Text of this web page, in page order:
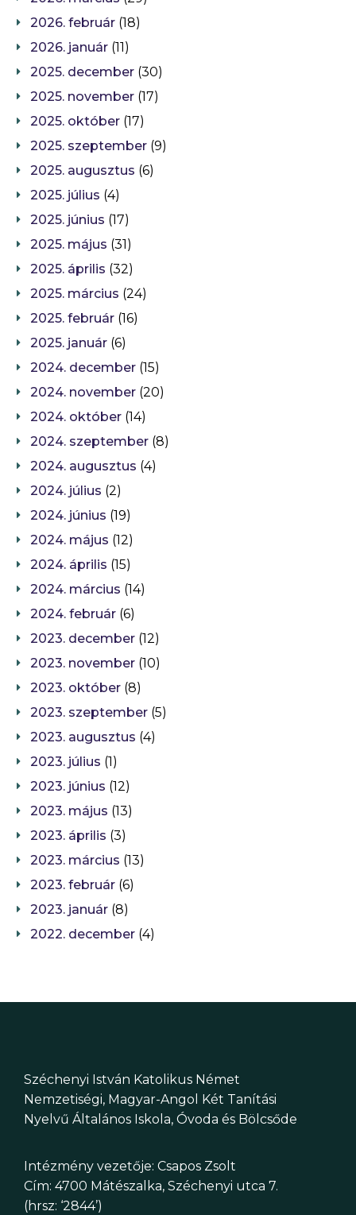
2026. február (18)
2026. január (11)
2025. december (30)
2025. november (17)
2025. október (17)
2025. szeptember (9)
2025. augusztus (6)
2025. július (4)
2025. június (17)
2025. május (31)
2025. április (32)
2025. március (24)
2025. február (16)
2025. január (6)
2024. december (15)
2024. november (20)
2024. október (14)
2024. szeptember (8)
2024. augusztus (4)
2024. július (2)
2024. június (19)
2024. május (12)
2024. április (15)
2024. március (14)
2024. február (6)
2023. december (12)
2023. november (10)
2023. október (8)
2023. szeptember (5)
2023. augusztus (4)
2023. július (1)
2023. június (12)
2023. május (13)
2023. április (3)
2023. március (13)
2023. február (6)
2023. január (8)
2022. december (4)
Széchenyi István Katolikus Német
Nemzetiségi, Magyar-Angol Két Tanítási
Nyelvű Általános Iskola, Óvoda és Bölcsőde
Intézmény vezetője: Csapos Zsolt
Cím: 4700 Mátészalka, Széchenyi utca 7.
(hrsz: ‘2844’)